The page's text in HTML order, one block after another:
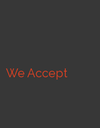
We Accept